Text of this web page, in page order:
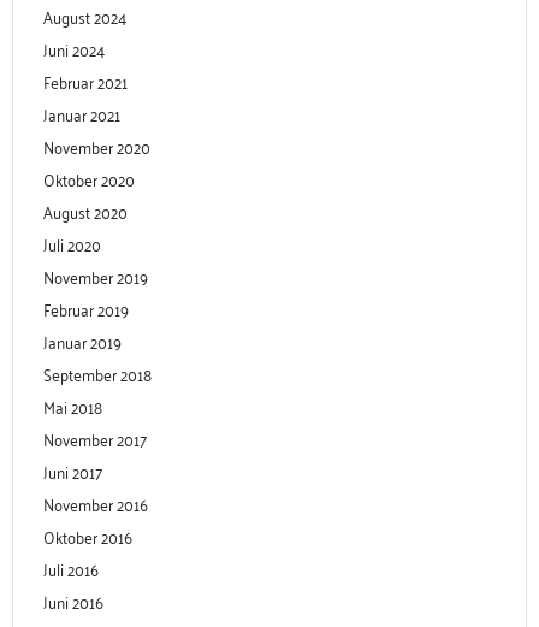
August 2024
Juni 2024
Februar 2021
Januar 2021
November 2020
Oktober 2020
August 2020
Juli 2020
November 2019
Februar 2019
Januar 2019
September 2018
Mai 2018
November 2017
Juni 2017
November 2016
Oktober 2016
Juli 2016
Juni 2016